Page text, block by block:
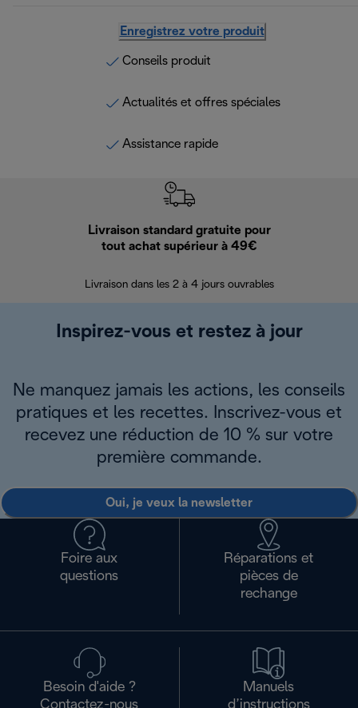
Enregistrez votre produit
Conseils produit
Actualités et offres spéciales
Assistance rapide
Livraison standard gratuite pour
tout achat supérieur à 49€
Livraison dans les 2 à 4 jours ouvrables
Inspirez-vous et restez à jour
Ne manquez jamais les actions, les conseils
pratiques et les recettes. Inscrivez-vous et
recevez une réduction de 10 % sur votre
première commande.
Oui, je veux la newsletter
Foire aux
questions
Réparations et
pièces de
rechange
Besoin d'aide ?
Contactez-nous
Manuels
d’instructions